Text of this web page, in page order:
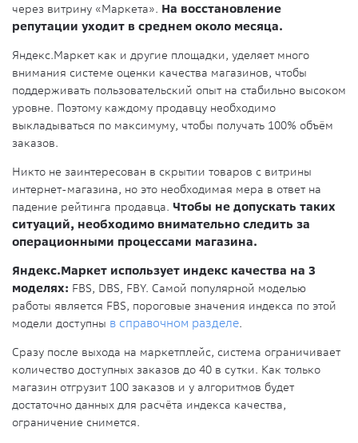
через витрину «Маркета». На восстановление
репутации уходит в среднем около месяца.
Яндекс.Маркет как и другие площадки, уделяет много
внимания системе оценки качества магазинов, чтобы
поддерживать пользовательский опыт на стабильно высоком
уровне. Поэтому каждому продавцу необходимо
выкладываться по максимуму, чтобы получать 100% объём
заказов.
Никто не заинтересован в скрытии товаров с витрины
интернет-магазина, но это необходимая мера в ответ на
падение рейтинга продавца. Чтобы не допускать таких
ситуаций, необходимо внимательно следить за
операционными процессами магазина.
Яндекс.Маркет использует индекс качества на 3
моделях: FBS, DBS, FBY. Самой популярной моделью
работы является FBS, пороговые значения индекса по этой
модели доступны в справочном разделе.
Сразу после выхода на маркетплейс, система ограничивает
количество доступных заказов до 40 в сутки. Как только
магазин отгрузит 100 заказов и у алгоритмов будет
достаточно данных для расчёта индекса качества,
ограничение снимется.